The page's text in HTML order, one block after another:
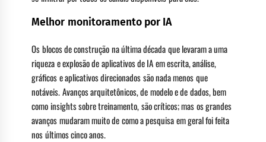
Melhor monitoramento por IA
Os blocos de construção na última década que levaram a uma
riqueza e explosão de aplicativos de IA em escrita, análise,
gráficos e aplicativos direcionados são nada menos que
notáveis. Avanços arquitetônicos, de modelo e de dados, bem
como insights sobre treinamento, são críticos; mas os grandes
avanços mudaram muito de como a pesquisa em geral foi feita
nos últimos cinco anos.